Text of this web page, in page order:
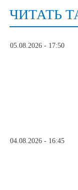
ЧИТАТЬ
05.08.2026 - 17:50
04.08.2026 - 16:45